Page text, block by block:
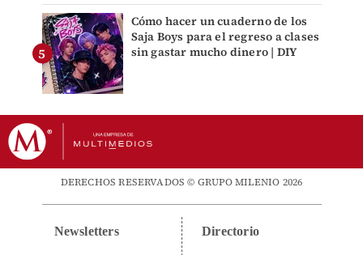
Cómo hacer un cuaderno de los
Saja Boys para el regreso a clases
sin gastar mucho dinero | DIY
DERECHOS RESERVADOS © GRUPO MILENIO 2026
Newsletters Directorio